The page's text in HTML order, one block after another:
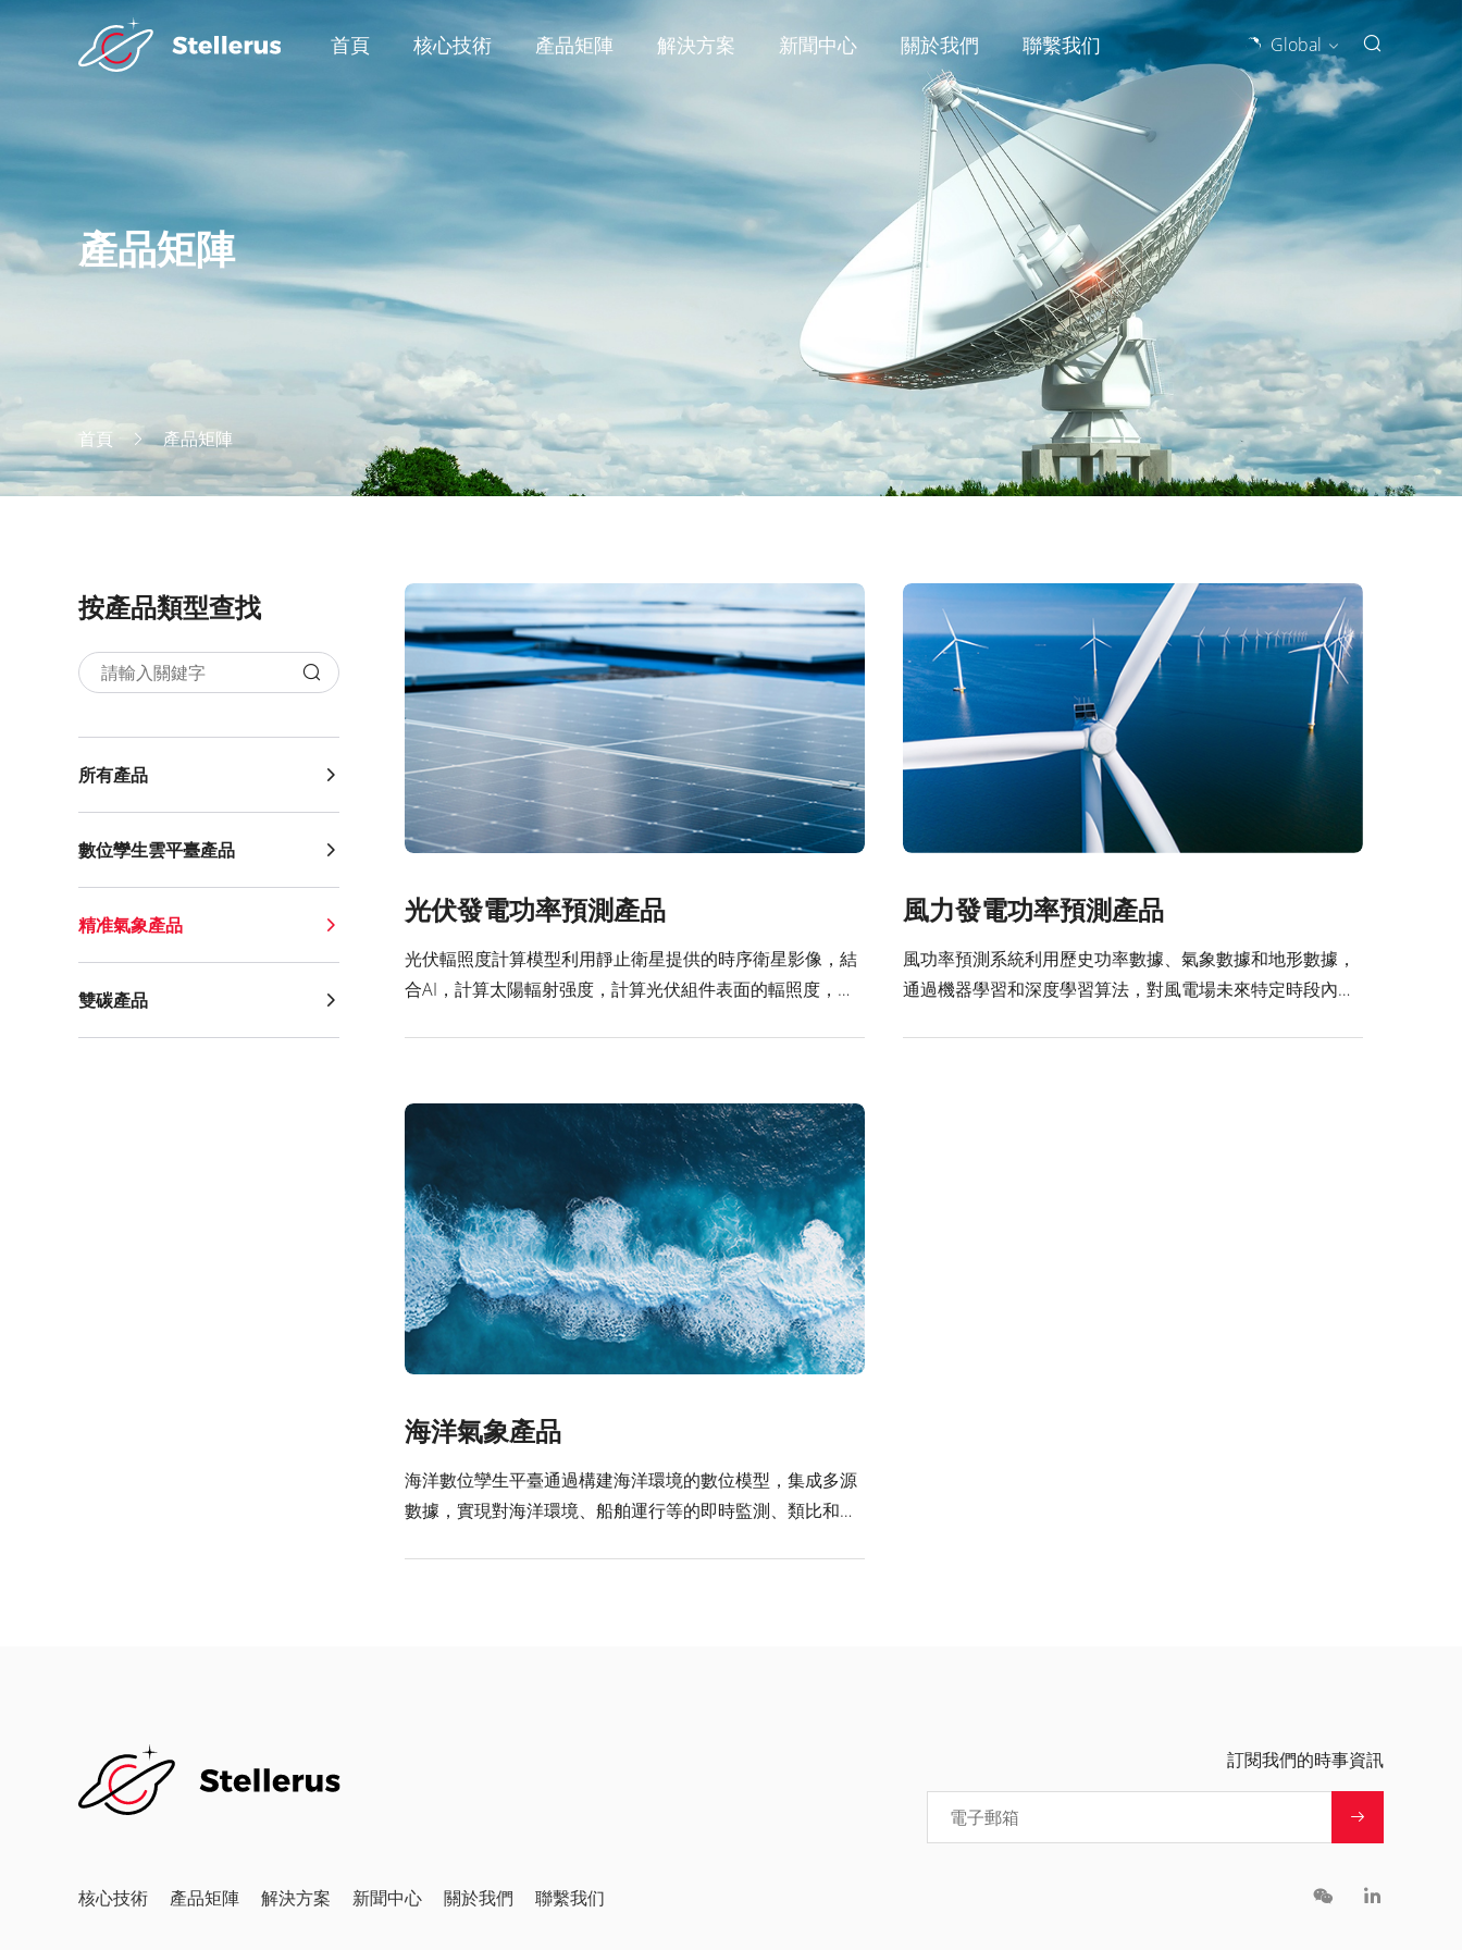
首頁 核心技術 產品矩陣 解決方案 新聞中心 關於我們 聯繫我们 Global
首頁 產品矩陣
產品矩陣
按產品類型查找
所有產品
數位孿生雲平臺產品
精准氣象產品
雙碳產品
光伏發電功率預測產品
光伏輻照度計算模型利用靜止衛星提供的時序衛星影像，結
合AI，計算太陽輻射强度，計算光伏組件表面的輻照度，為
風力發電功率預測產品
風功率預測系統利用歷史功率數據、氣象數據和地形數據，
通過機器學習和深度學習算法，對風電場未來特定時段內的
海洋氣象產品
海洋數位孿生平臺通過構建海洋環境的數位模型，集成多源
數據，實現對海洋環境、船舶運行等的即時監測、類比和預
訂閱我們的時事資訊
核心技術 產品矩陣 解決方案 新聞中心 關於我們 聯繫我们